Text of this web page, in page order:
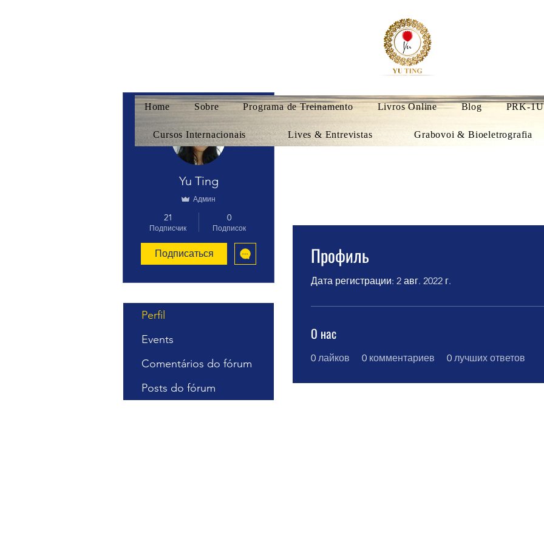
Home Sobre Programa de Treinamento Livros Online Blog PRK-1U
Cursos Internacionais Lives & Entrevistas Grabovoi & Bioeletrografia
Профиль
Дата регистрации: 2 авг. 2022 г.
О нас
0 лайков 0 комментариев 0 лучших ответов
Yu Ting
Админ
21
Подписчик
0
Подписок
Подписаться
Другие действия
Perfil
Events
Comentários do fórum
Posts do fórum